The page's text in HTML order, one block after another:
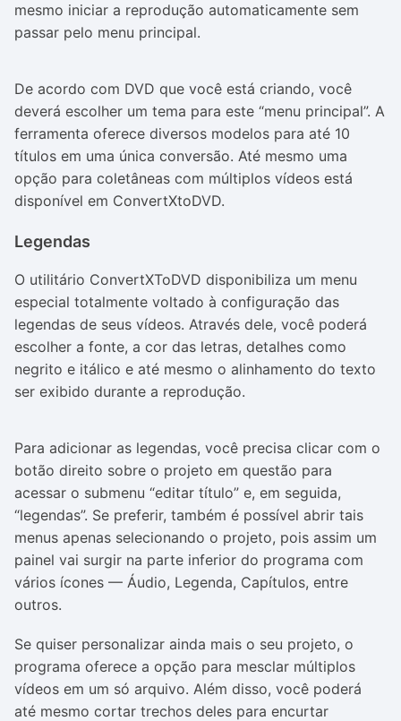
mesmo iniciar a reprodução automaticamente sem
passar pelo menu principal.
De acordo com DVD que você está criando, você
deverá escolher um tema para este “menu principal”. A
ferramenta oferece diversos modelos para até 10
títulos em uma única conversão. Até mesmo uma
opção para coletâneas com múltiplos vídeos está
disponível em ConvertXtoDVD.
Legendas
O utilitário ConvertXToDVD disponibiliza um menu
especial totalmente voltado à configuração das
legendas de seus vídeos. Através dele, você poderá
escolher a fonte, a cor das letras, detalhes como
negrito e itálico e até mesmo o alinhamento do texto
ser exibido durante a reprodução.
Para adicionar as legendas, você precisa clicar com o
botão direito sobre o projeto em questão para
acessar o submenu “editar título” e, em seguida,
“legendas”. Se preferir, também é possível abrir tais
menus apenas selecionando o projeto, pois assim um
painel vai surgir na parte inferior do programa com
vários ícones — Áudio, Legenda, Capítulos, entre
outros.
Se quiser personalizar ainda mais o seu projeto, o
programa oferece a opção para mesclar múltiplos
vídeos em um só arquivo. Além disso, você poderá
até mesmo cortar trechos deles para encurtar